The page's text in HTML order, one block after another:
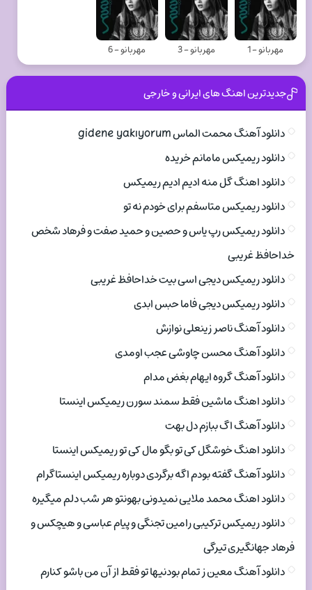
مهربانو - 1 مهربانو - 3 مهربانو - 6
جدیدترین اهنگ های ایرانی و خارجی
دانلود آهنگ محمت الماس gidene yakıyorum
دانلود ریمیکس مامانم خریده
دانلود اهنگ گل منه ادیم ادیم ریمیکس
دانلود ریمیکس متاسفم برای خودم نه تو
دانلود ریمیکس رپ یاس و حصین و حمید صفت و فرهاد شخص
خداحافظ غریبی
دانلود ریمیکس دیجی اسی بیت خداحافظ غریبی
دانلود ریمیکس دیجی فاما حبس ابدی
دانلود آهنگ ناصر زینعلی نوازش
دانلود آهنگ محسن چاوشی عجب اومدی
دانلود آهنگ گروه ایهام بغض مدام
دانلود اهنگ ماشین فقط سمند سورن ریمیکس اینستا
دانلود آهنگ اگ ببازم دل بهت
دانلود اهنگ خوشگل کی تو بگو مال کی تو ریمیکس اینستا
دانلود آهنگ گفته بودم اگه برگردی دوباره ریمیکس اینستاگرام
دانلود اهنگ محمد ملایی نمیدونی بهونتو هر شب دلم میگیره
دانلود ریمیکس ترکیبی رامین تجنگی و پیام عباسی و هیچکس و
فرهاد جهانگیری تیرگی
دانلود آهنگ معین ز تمام بودنیها تو فقط از آن من باشو کنارم